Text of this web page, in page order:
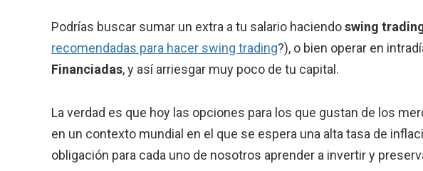
Podrías buscar sumar un extra a tu salario haciendoswing
recomendadas para hacer swing trading?), o bien operar en
Financiadas, y así arriesgar muy poco de tu capital.
La verdad es que hoy las opciones para los que gustan de los
en un contexto mundial en el que se espera una alta tasa de
obligación para cada uno de nosotros aprender a invertir y